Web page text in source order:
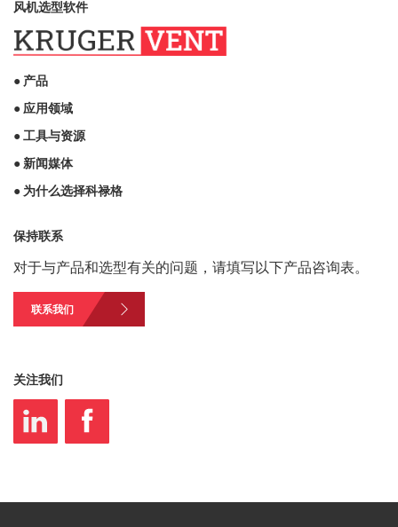
风机选型软件
● 产品
● 应用领域
● 工具与资源
● 新闻媒体
● 为什么选择科禄格
保持联系
对于与产品和选型有关的问题，请填写以下产品咨询表。
联系我们
关注我们